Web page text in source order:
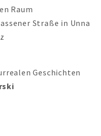
Raum
Straße in Unna
Geschichten